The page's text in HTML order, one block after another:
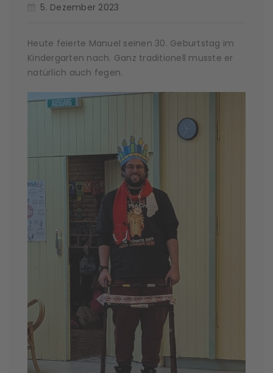
5. Dezember 2023
Heute feierte Manuel seinen 30. Geburtstag im
Kindergarten nach. Ganz traditionell musste er
natürlich auch fegen.